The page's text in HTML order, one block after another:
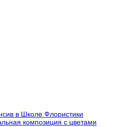
в Школе Флористики
композиция с цветами